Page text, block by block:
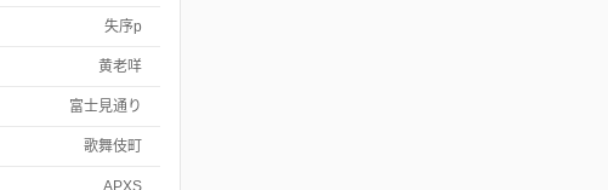
失序p
黄老咩
富士見通り
歌舞伎町
APXS